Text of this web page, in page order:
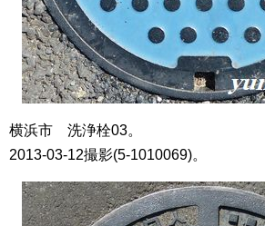
横浜市 洗浄栓03。
2013-03-12撮影(5-1010069)。